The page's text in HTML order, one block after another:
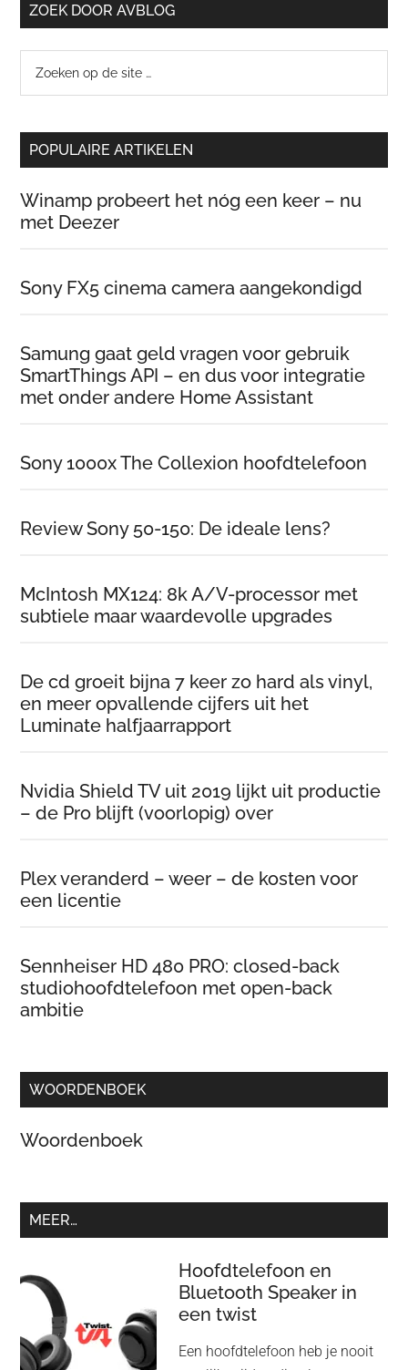
ZOEK DOOR AVBLOG
site
POPULAIRE ARTIKELEN
Winamp probeert het nóg een keer – nu
met Deezer
Sony FX5 cinema camera aangekondigd
Samung gaat geld vragen voor gebruik
SmartThings API – en dus voor integratie
met onder andere Home Assistant
Sony 1000x The Collexion hoofdtelefoon
Review Sony 50-150: De ideale lens?
McIntosh MX124: 8k A/V-processor met
subtiele maar waardevolle upgrades
De cd groeit bijna 7 keer zo hard als vinyl,
en meer opvallende cijfers uit het
Luminate halfjaarrapport
Nvidia Shield TV uit 2019 lijkt uit productie
– de Pro blijft (voorlopig) over
Plex veranderd – weer – de kosten voor
een licentie
Sennheiser HD 480 PRO: closed-back
studiohoofdtelefoon met open-back
ambitie
WOORDENBOEK
Woordenboek
MEER…
Hoofdtelefoon en
Bluetooth Speaker in
een twist
Een hoofdtelefoon heb je nooit